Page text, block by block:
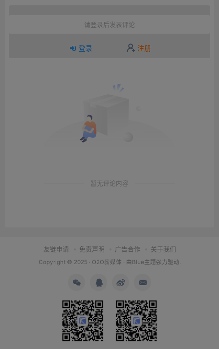
请登录后发表评论
登录 注册
暂无评论内容
友链申请 免责声明 广告合作 关于我们
Copyright © 2025 · O2O薪媒体 · 由 Blue主题强力驱动.